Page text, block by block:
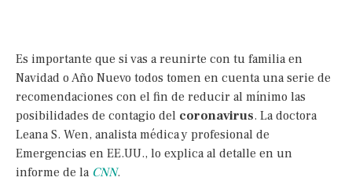
Es importante que si vas a reunirte con tu familia en
Navidad o Año Nuevo todos tomen en cuenta una serie de
recomendaciones con el fin de reducir al mínimo las
posibilidades de contagio del coronavirus. La doctora
Leana S. Wen, analista médica y profesional de
Emergencias en EE.UU., lo explica al detalle en un
informe de la CNN.